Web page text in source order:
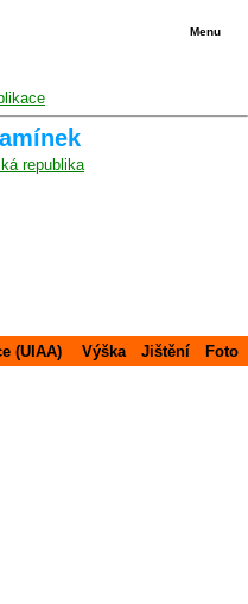
Menu
(UIAA) Výška Jištění
Foto